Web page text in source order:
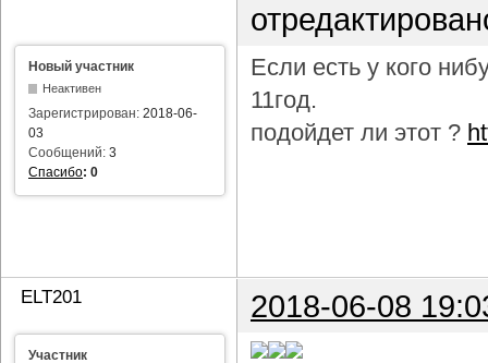
Новый участник
Неактивен
Зарегистрирован: 2018-06-
03
Сообщений: 3
Спасибо: 0
Если есть у кого
11год.
подойдет ли этот ?
ELT201 2018-06-08
Участник